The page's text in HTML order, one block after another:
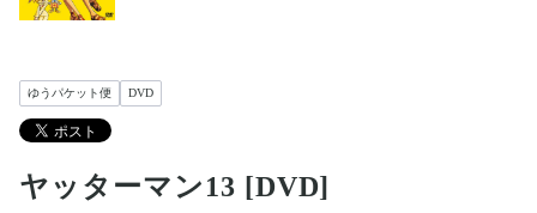
ゆうパケット便 DVD
ヤッターマン13 [DVD]